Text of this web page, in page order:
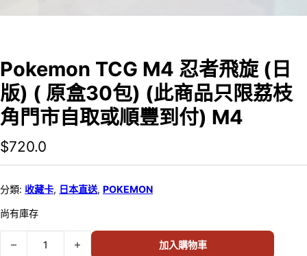
Pokemon TCG M4 忍者飛旋 (日
版) ( 原盒30包) (此商品只限荔枝
角門市自取或順豐到付) M4
$720.0
分類: 收藏卡, 日本直送, POKEMON
尚有庫存
Pokemon TCG M4 忍者飛旋 (日版) ( 原盒30包) (此商品只限荔枝角門
加入購物車